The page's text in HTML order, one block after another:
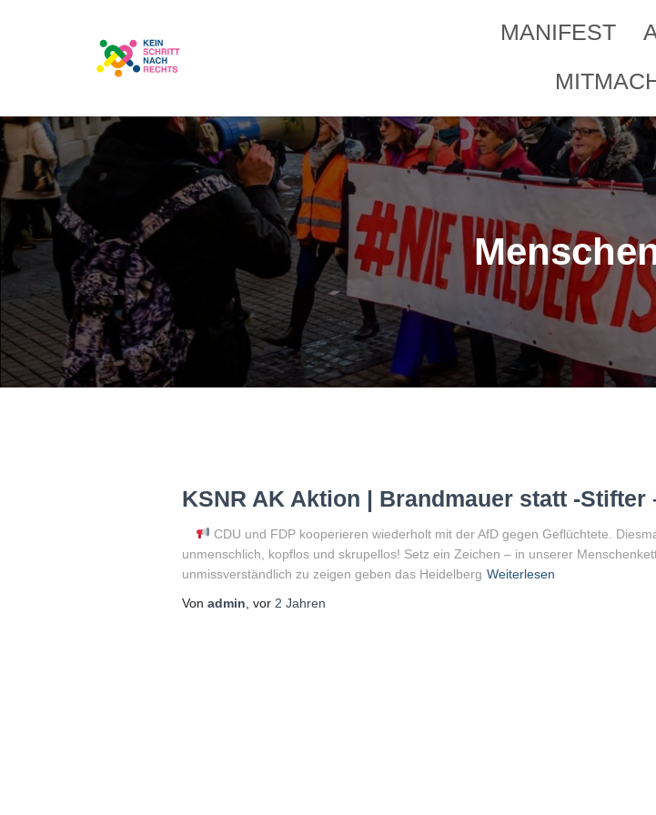
MANIFEST
KSNR AK Aktion | Brandmauer statt -Stifter
CDU und FDP kooperieren wiederholt mit der AfD gegen Geflüchtete.
unmenschlich, kopflos und skrupellos! Setz ein Zeichen – in unserer
unmissverständlich zu zeigen geben das Heidelberg Weiterlesen
Von admin , vor 2 Jahren